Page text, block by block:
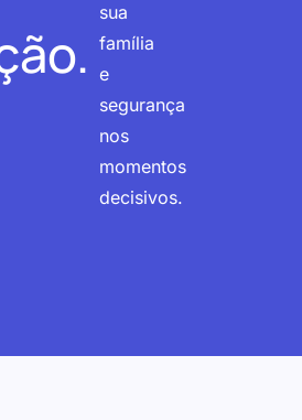
sua
família
e
segurança
nos
momentos
decisivos.